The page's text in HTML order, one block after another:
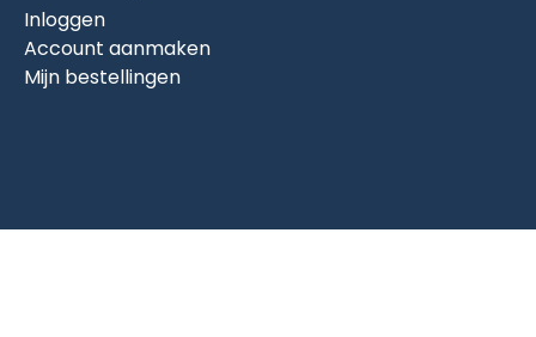
Inloggen
Account aanmaken
Mijn bestellingen